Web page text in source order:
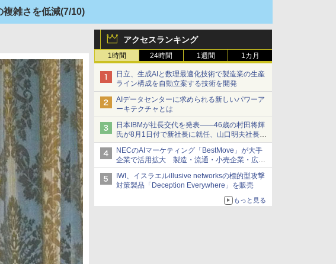
複雑さを低減(7/10)
アクセスランキング
1時間 24時間 1週間 1カ月
日立、生成AIと数理最適化技術で製造業の生産
ライン構成を自動立案する技術を開発
AIデータセンターに求められる新しいパワーア
ーキテクチャとは
日本IBMが社長交代を発表――46歳の村田将輝
氏が8月1日付で新社長に就任、山口明夫社長は
会長へ
NECのAIマーケティング「BestMove」が大手
企業で活用拡大 製造・流通・小売企業・広告
代理店などが実装フェーズへ
IWI、イスラエルillusive networksの標的型攻撃
対策製品「Deception Everywhere」を販売
もっと見る